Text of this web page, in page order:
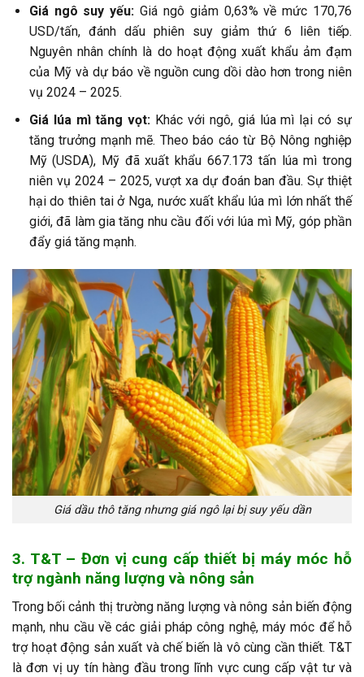
Giá ngô suy yếu: Giá ngô giảm 0,63% về mức 170,76
USD/tấn, đánh dấu phiên suy giảm thứ 6 liên tiếp.
Nguyên nhân chính là do hoạt động xuất khẩu ảm đạm
của Mỹ và dự báo về nguồn cung dồi dào hơn trong niên
vụ 2024 – 2025.
Giá lúa mì tăng vọt: Khác với ngô, giá lúa mì lại có sự
tăng trưởng mạnh mẽ. Theo báo cáo từ Bộ Nông nghiệp
Mỹ (USDA), Mỹ đã xuất khẩu 667.173 tấn lúa mì trong
niên vụ 2024 – 2025, vượt xa dự đoán ban đầu. Sự thiệt
hại do thiên tai ở Nga, nước xuất khẩu lúa mì lớn nhất thế
giới, đã làm gia tăng nhu cầu đối với lúa mì Mỹ, góp phần
đẩy giá tăng mạnh.
Giá dầu thô tăng nhưng giá ngô lại bị suy yếu dần
3. T&T – Đơn vị cung cấp thiết bị máy móc hỗ
trợ ngành năng lượng và nông sản
Trong bối cảnh thị trường năng lượng và nông sản biến động
mạnh, nhu cầu về các giải pháp công nghệ, máy móc để hỗ
trợ hoạt động sản xuất và chế biến là vô cùng cần thiết. T&T
là đơn vị uy tín hàng đầu trong lĩnh vực cung cấp vật tư và